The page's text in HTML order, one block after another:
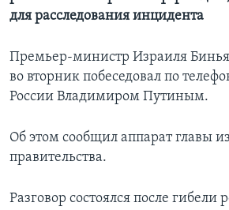
для расследования инцидента
Премьер-министр Израиля
во вторник побеседовал по
России Владимиром Путиным.
Об этом сообщил аппарат главы
правительства.
Разговор состоялся после гибели